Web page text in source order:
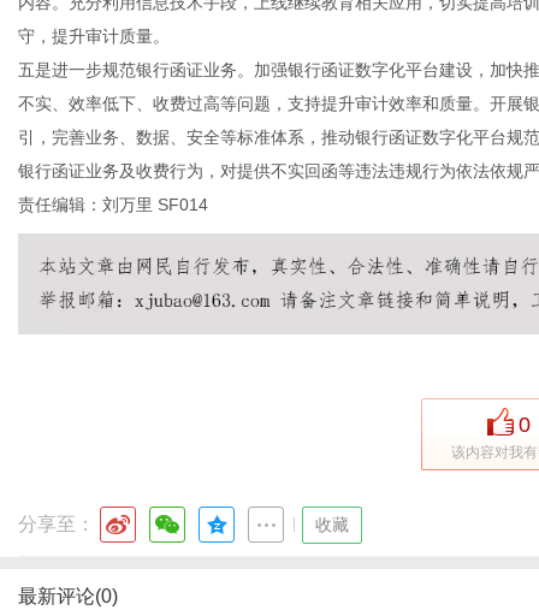
守，提升审计质量。
五是进一步规范银行函证业务。加强银行函证数字化平台建设，加快
不实、效率低下、收费过高等问题，支持提升审计效率和质量。开展
引，完善业务、数据、安全等标准体系，推动银行函证数字化平台规
银行函证业务及收费行为，对提供不实回函等违法违规行为依法依规
责任编辑：刘万里 SF014
0
该内容对我
分享至： 收藏
最新评论(0)